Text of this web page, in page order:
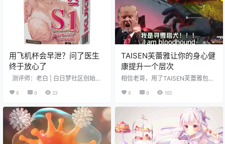
用飞机杯会早泄？问了医生
终于放心了
测评师：老白 | 白日梦社区创始人 |
生，结论可能和你想的不一样 先说
大概半年后，开始担心一个问题：
我会不会因为这个"变快"？ 不是产
品的问题，是我自己的问题。我发
现自己有时候急着结束，整个过程
0 0 23
TAISEN芙蕾雅让你的身心健
康提升一个层次
相信老哥，用了TAISEN芙蕾雅包你
频出自B站爱玩建国的老登，侵权必
0 0 102